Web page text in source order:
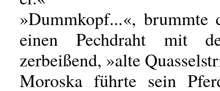
»Dummkopf...«, brummte
einen Pechdraht mit
zerbeißend, »alte
Moroska führte sein